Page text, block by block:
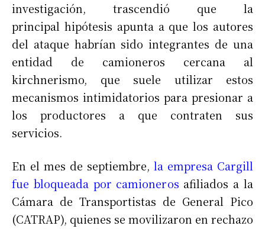
investigación, trascendió que la
principal hipótesis apunta a que los autores
del ataque habrían sido integrantes de una
entidad de camioneros cercana al
kirchnerismo, que suele utilizar estos
mecanismos intimidatorios para presionar a
los productores a que contraten sus
servicios.
En el mes de septiembre, la empresa Cargill
fue bloqueada por camioneros afiliados a la
Cámara de Transportistas de General Pico
(CATRAP), quienes se movilizaron en rechazo